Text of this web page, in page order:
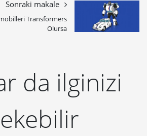
Sonraki makale
Transformers
Olursa
da ilginizi